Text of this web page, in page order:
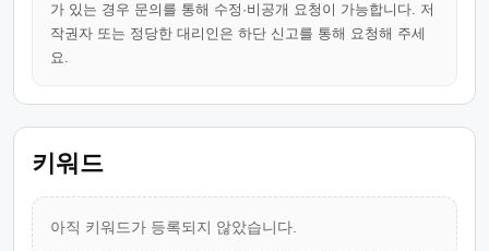
가 있는 경우 문의를 통해 수정·비공개 요청이 가능합니다. 저
작권자 또는 정당한 대리인은 하단 신고를 통해 요청해 주세
요.
키워드
아직 키워드가 등록되지 않았습니다.